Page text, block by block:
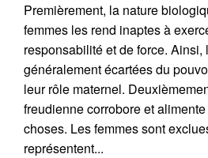
Premièrement, la nature
femmes les rend inaptes à
responsabilité et de force. Ainsi,
généralement écartées du
leur rôle maternel.
freudienne corrobore et
choses. Les femmes sont
représentent...